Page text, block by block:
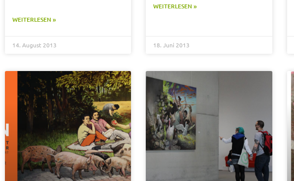
WEITERLESEN »
14. August 2013
WEITERLESEN »
18. Juni 2013